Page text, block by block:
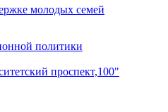
молодых семей
политики
проспект,100"